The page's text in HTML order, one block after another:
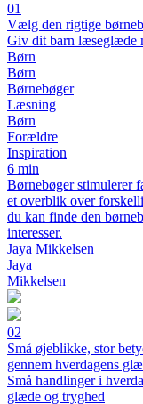
01
Vælg den rigtige
Giv dit barn læseglæde
Børn
Børn
Børnebøger
Læsning
Børn
Forældre
Inspiration
6 min
Børnebøger stimulerer
et overblik over
du kan finde den
interesser.
Jaya Mikkelsen
Jaya
Mikkelsen
02
Små øjeblikke, stor
gennem hverdagens
Små handlinger i
glæde og tryghed